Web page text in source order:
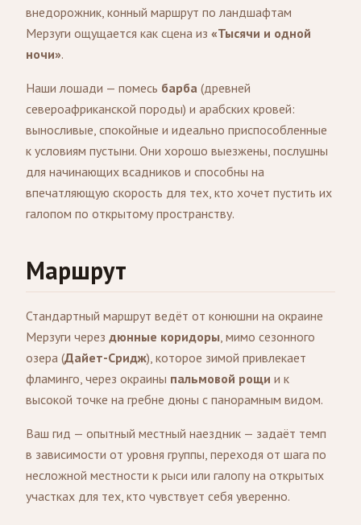
внедорожник, конный маршрут по ландшафтам
Мерзуги ощущается как сцена из «Тысячи и одной
ночи».
Наши лошади — помесь барба (древней
североафриканской породы) и арабских кровей:
выносливые, спокойные и идеально приспособленные
к условиям пустыни. Они хорошо выезжены, послушны
для начинающих всадников и способны на
впечатляющую скорость для тех, кто хочет пустить их
галопом по открытому пространству.
Маршрут
Стандартный маршрут ведёт от конюшни на окраине
Мерзуги через дюнные коридоры, мимо сезонного
озера (Дайет-Сридж), которое зимой привлекает
фламинго, через окраины пальмовой рощи и к
высокой точке на гребне дюны с панорамным видом.
Ваш гид — опытный местный наездник — задаёт темп
в зависимости от уровня группы, переходя от шага по
несложной местности к рыси или галопу на открытых
участках для тех, кто чувствует себя уверенно.